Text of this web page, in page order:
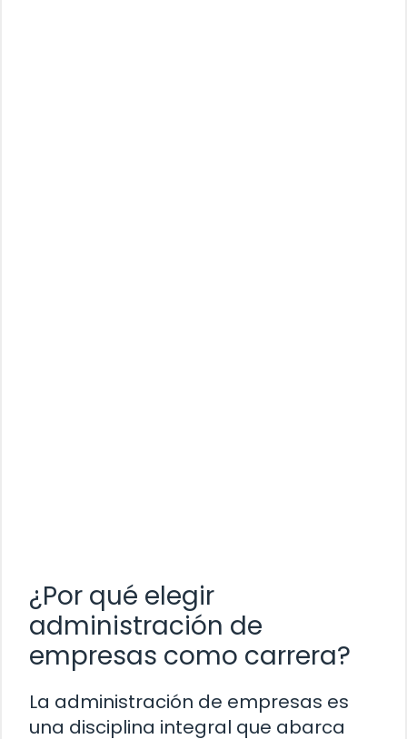
¿Por qué elegir
administración de
empresas como carrera?
La administración de empresas es
una disciplina integral que abarca